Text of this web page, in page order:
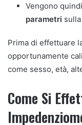
Vengono
parametri
Prima di effettuare
opportunamente
come sesso, età,
Come Si